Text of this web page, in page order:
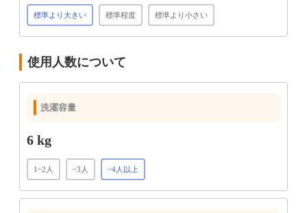
標準より大きい 標準程度 標準より小さい
使用人数について
洗濯容量
6 kg
1~2人 ~3人 ~4人以上